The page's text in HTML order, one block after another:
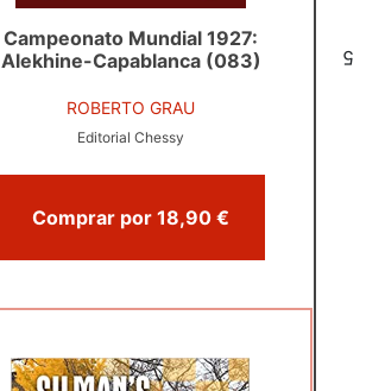
5
Campeonato Mundial 1927:
Alekhine-Capablanca (083)
ROBERTO GRAU
Editorial Chessy
Comprar por 18,90 €